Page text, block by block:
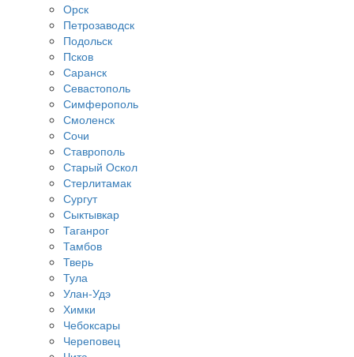
Орск
Петрозаводск
Подольск
Псков
Саранск
Севастополь
Симферополь
Смоленск
Сочи
Ставрополь
Старый Оскол
Стерлитамак
Сургут
Сыктывкар
Таганрог
Тамбов
Тверь
Тула
Улан-Удэ
Химки
Чебоксары
Череповец